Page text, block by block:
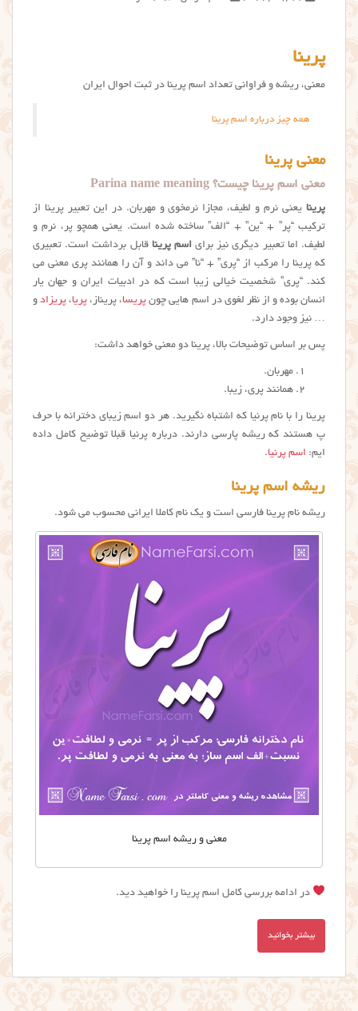
پرینا
معنی، ریشه و فراوانی تعداد اسم پرینا در ثبت احوال ایران
همه چیز درباره اسم پرینا
معنی پرینا
معنی اسم پرینا چیست؟ Parina name meaning
پرینا یعنی نرم و لطیف، مجازا نرمخوی و مهربان. در این تعبیر پرینا از
ترکیب “پر” + “ین” + “الف” ساخته شده است. یعنی همچو پر، نرم و
لطیف. اما تعبیر دیگری نیز برای اسم پرینا قابل برداشت است. تعبیری
که پرينا را مرکب از “پری” + “نا” می داند و آن را همانند پری معنی می
کند. “پری” شخصیت خیالی زیبا است که در ادبیات ایران و جهان یار
انسان بوده و از نظر لغوی در اسم هایی چون پریسا، پریناز، پریا، پریزادو
… نیز وجود دارد.
پس بر اساس توضیحات بالا، پرینا دو معنی خواهد داشت:
مهربان.
همانند پری، زیبا.
پرینا را با نام پرنیا که اشتباه نگیرید. هر دو اسم زیبای دخترانه با حرف
پ هستند که ریشه پارسی دارند. درباره پرنیا قبلا توضیح کامل داده
ایم: اسم پرنیا.
ریشه اسم پرینا
ریشه نام پرینا فارسی است و یک نام کاملا ایرانی محسوب می شود.
معنی و ریشه اسم پرینا
در ادامه بررسی کامل اسم پرینا را خواهید دید.
بیشتر بخوانید